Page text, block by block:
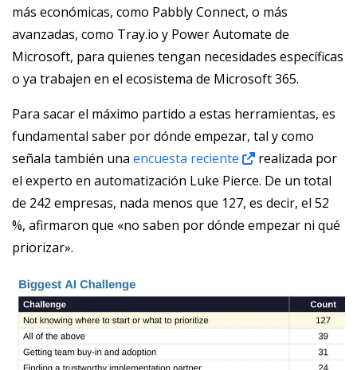
más económicas, como Pabbly Connect, o más
avanzadas, como Tray.io y Power Automate de
Microsoft, para quienes tengan necesidades específicas
o ya trabajen en el ecosistema de Microsoft 365.
Para sacar el máximo partido a estas herramientas, es
fundamental saber por dónde empezar, tal y como
señala también una encuesta reciente
realizada por
el experto en automatización Luke Pierce. De un total
de 242 empresas, nada menos que 127, es decir, el 52
%, afirmaron que «no saben por dónde empezar ni qué
priorizar».